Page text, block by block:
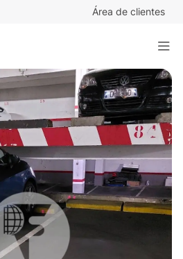
Área de clientes